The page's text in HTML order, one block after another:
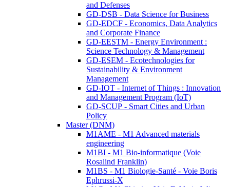
and Defenses
GD-DSB - Data Science for Business
GD-EDCF - Economics, Data Analytics
and Corporate Finance
GD-EESTM - Energy Environment :
Science Technology & Management
GD-ESEM - Ecotechnologies for
Sustainability & Environment
Management
GD-IOT - Internet of Things : Innovation
and Management Program (IoT)
GD-SCUP - Smart Cities and Urban
Policy
Master (DNM)
M1AME - M1 Advanced materials
engineering
M1BI - M1 Bio-informatique (Voie
Rosalind Franklin)
M1BS - M1 Biologie-Santé - Voie Boris
Ephrussi-X